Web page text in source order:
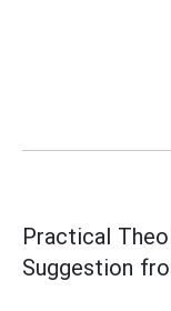
Practical
Suggestion